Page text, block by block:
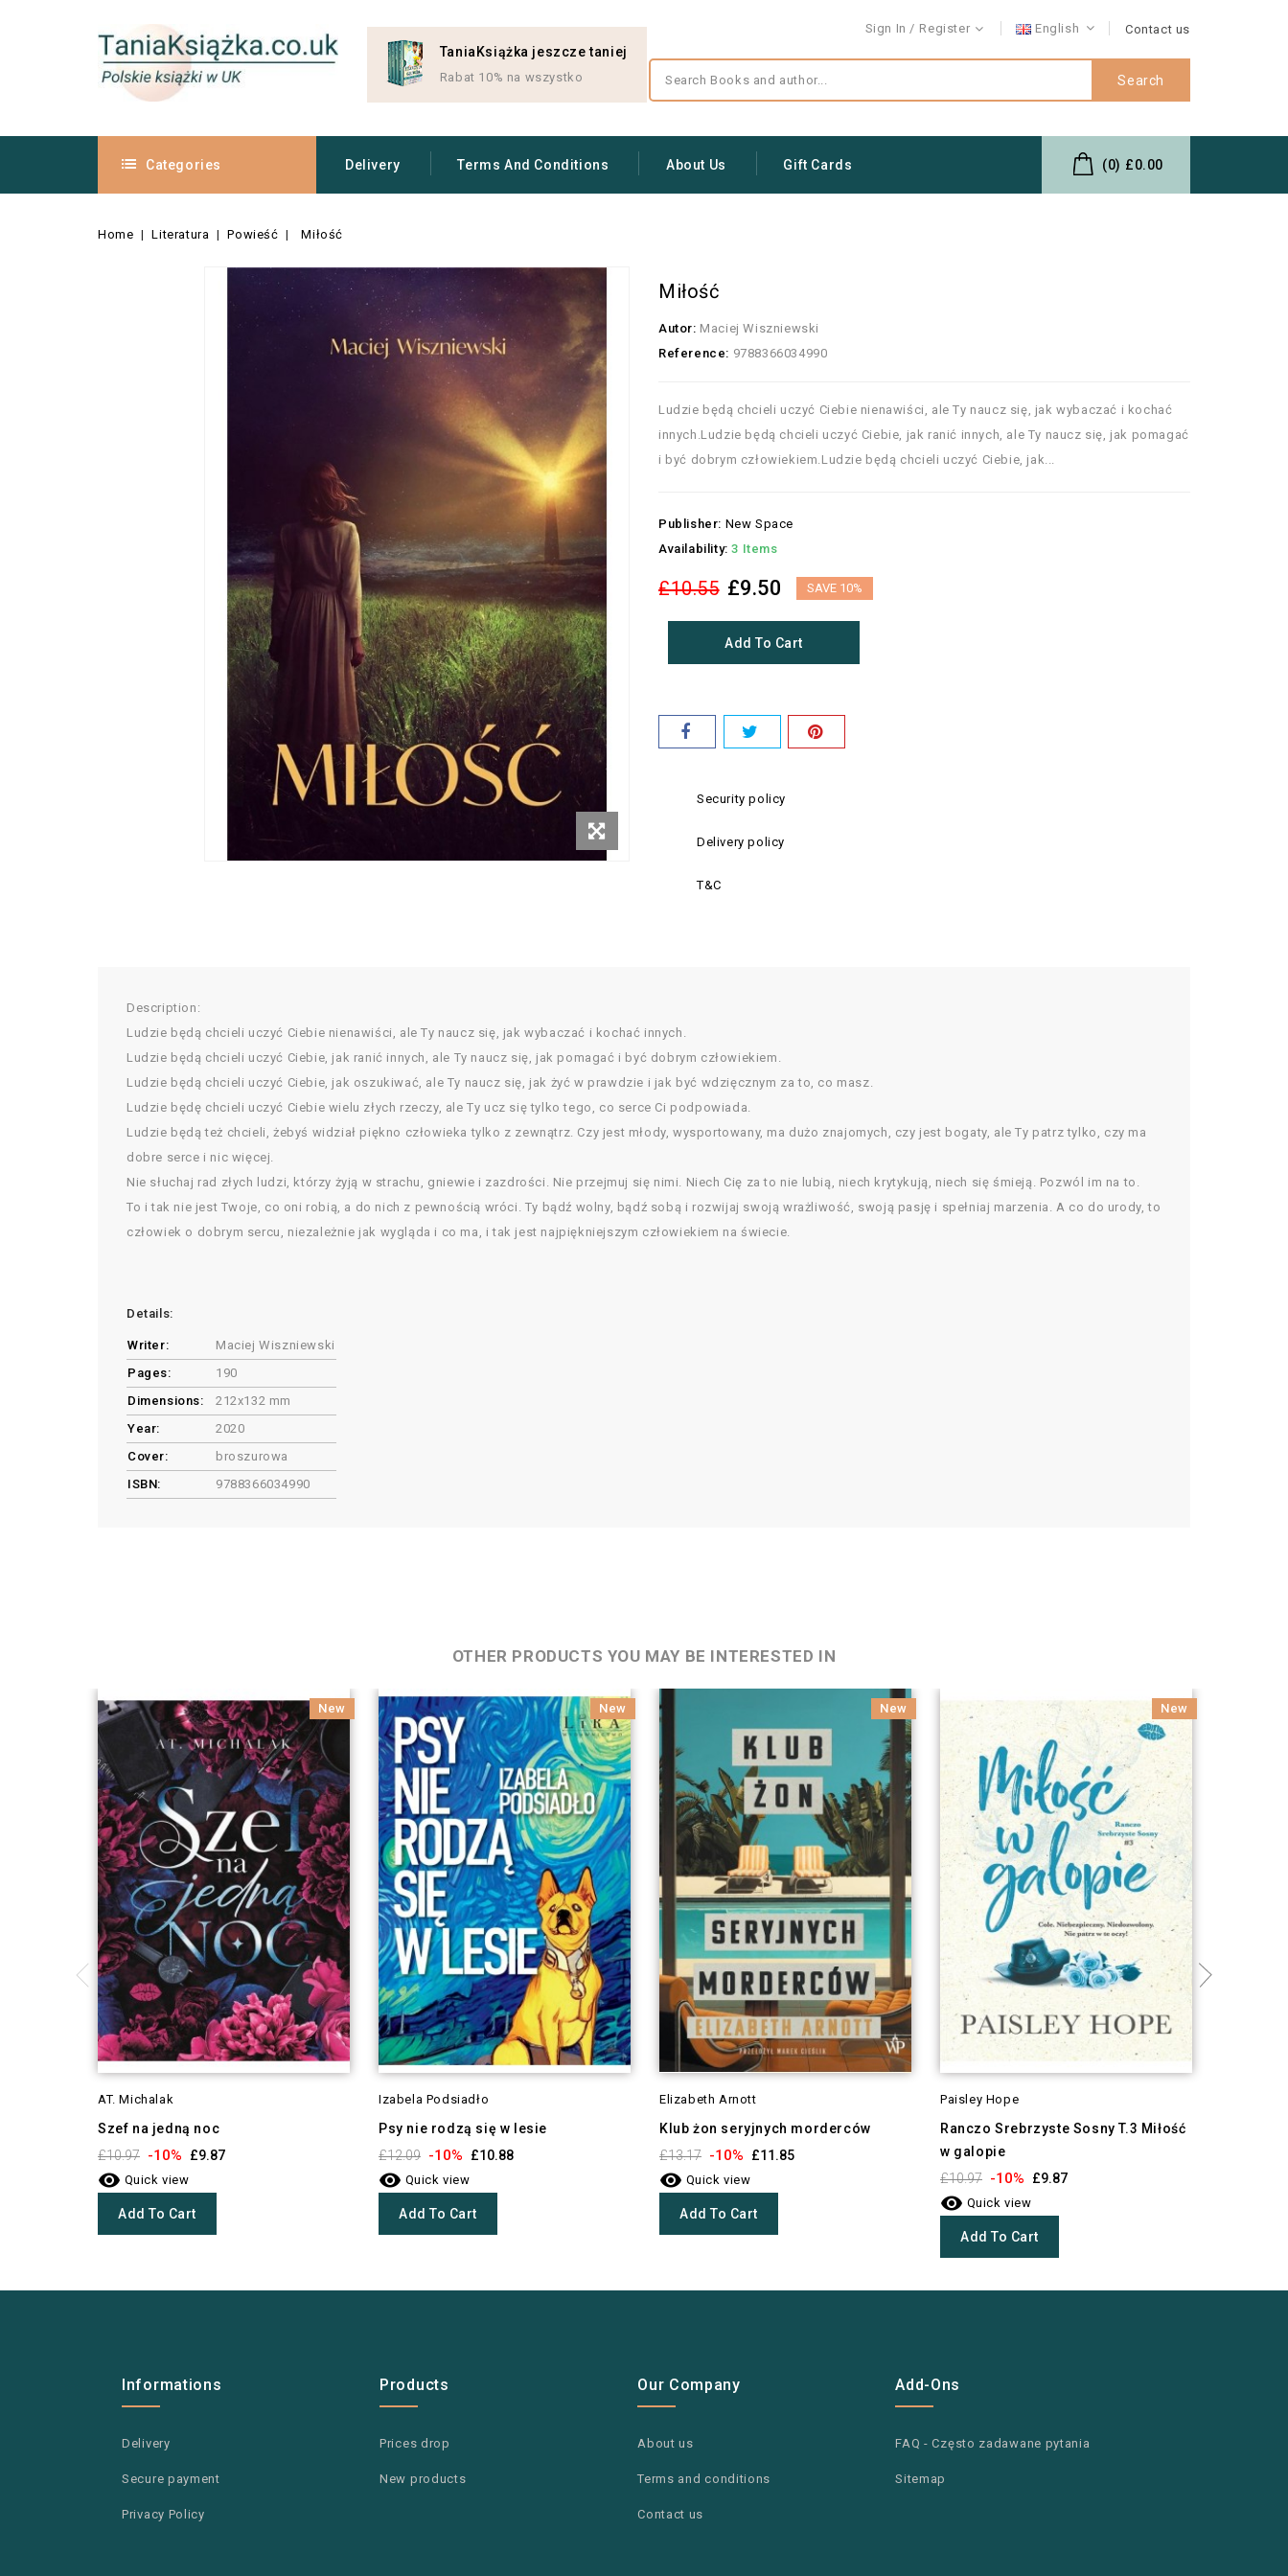
Sign In Register English Contact us
TaniaKsiążka jeszcze taniej
Rabat 10% na wszystko Search
Categories Delivery Terms And Conditions About Us Gift Cards (0) £0.00
Home Literatura Powieść Miłość
Miłość
Autor: Maciej Wiszniewski
Reference: 9788366034990
Ludzie będą chcieli uczyć Ciebie nienawiści, ale Ty naucz się, jak wybaczać i kochać
innych.Ludzie będą chcieli uczyć Ciebie, jak ranić innych, ale Ty naucz się, jak pomagać
i być dobrym człowiekiem.Ludzie będą chcieli uczyć Ciebie, jak...
Publisher: New Space
Availability: 3 Items
£10.55 £9.50 SAVE 10%
Add To Cart
Security policy
Delivery policy
T&C
Description:
Ludzie będą chcieli uczyć Ciebie nienawiści, ale Ty naucz się, jak wybaczać i kochać innych.
Ludzie będą chcieli uczyć Ciebie, jak ranić innych, ale Ty naucz się, jak pomagać i być dobrym człowiekiem.
Ludzie będą chcieli uczyć Ciebie, jak oszukiwać, ale Ty naucz się, jak żyć w prawdzie i jak być wdzięcznym za to, co masz.
Ludzie będę chcieli uczyć Ciebie wielu złych rzeczy, ale Ty ucz się tylko tego, co serce Ci podpowiada.
Ludzie będą też chcieli, żebyś widział piękno człowieka tylko z zewnątrz. Czy jest młody, wysportowany, ma dużo znajomych, czy jest bogaty, ale Ty patrz tylko, czy ma
dobre serce i nic więcej.
Nie słuchaj rad złych ludzi, którzy żyją w strachu, gniewie i zazdrości. Nie przejmuj się nimi. Niech Cię za to nie lubią, niech krytykują, niech się śmieją. Pozwól im na to.
To i tak nie jest Twoje, co oni robią, a do nich z pewnością wróci. Ty bądź wolny, bądź sobą i rozwijaj swoją wrażliwość, swoją pasję i spełniaj marzenia. A co do urody, to
człowiek o dobrym sercu, niezależnie jak wygląda i co ma, i tak jest najpiękniejszym człowiekiem na świecie.
Details:
Writer:
Maciej Wiszniewski
Pages:
190
Dimensions:
212x132 mm
Year:
2020
Cover:
broszurowa
ISBN:
9788366034990
OTHER PRODUCTS YOU MAY BE INTERESTED IN
New
AT. Michalak
Szef na jedną noc
£10.97 -10% £9.87
 Quick view
Add To Cart
New
Izabela Podsiadło
Psy nie rodzą się w lesie
£12.09 -10% £10.88
 Quick view
Add To Cart
New
Elizabeth Arnott
Klub żon seryjnych morderców
£13.17 -10% £11.85
 Quick view
Add To Cart
New
Paisley Hope
Ranczo Srebrzyste Sosny T.3 Miłość
w galopie
£10.97 -10% £9.87
 Quick view
Add To Cart
Informations
Delivery
Secure payment
Privacy Policy
Products
Prices drop
New products
Our Company
About us
Terms and conditions
Contact us
Add-Ons
FAQ - Często zadawane pytania
Sitemap